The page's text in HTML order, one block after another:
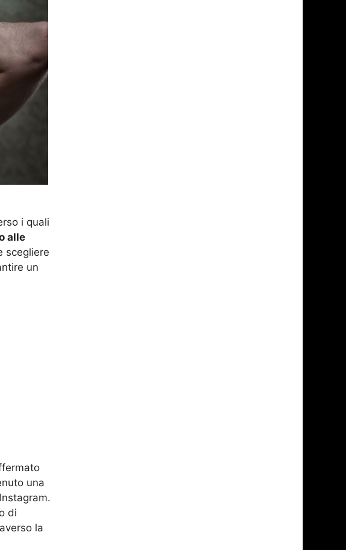
i quali
alle
scegliere
un
una
di
la